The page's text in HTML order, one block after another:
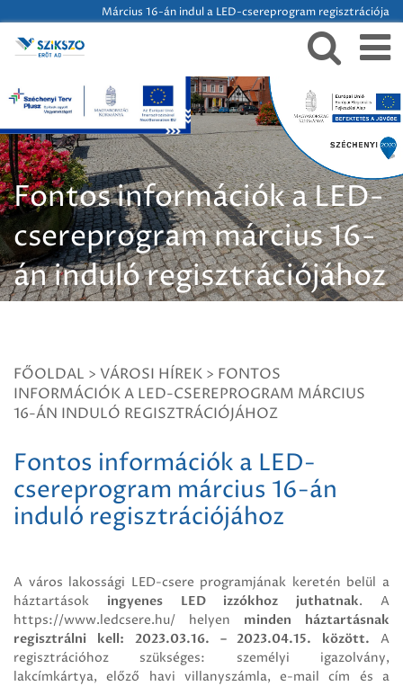
Március 16-án indul a LED-csereprogram regisztrációja
Fontos információk a LED-
csereprogram március 16-
án induló regisztrációjához
FŐOLDAL > VÁROSI HÍREK > FONTOS
INFORMÁCIÓK A LED-CSEREPROGRAM MÁRCIUS
16-ÁN INDULÓ REGISZTRÁCIÓJÁHOZ
Fontos információk a LED-
csereprogram március 16-án
induló regisztrációjához
A város lakossági LED-csere programjának keretén belül a
háztartások ingyenes LED izzókhoz juthatnak. A
https://www.ledcsere.hu/ helyen minden háztartásnak
regisztrálni kell: 2023.03.16. – 2023.04.15. között. A
regisztrációhoz szükséges: személyi igazolvány,
lakcímkártya, előző havi villanyszámla, e-mail cím és a